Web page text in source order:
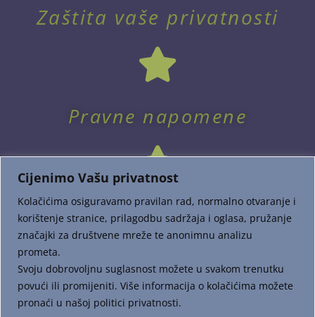
Cijenimo Vašu privatnost
Kolačićima osiguravamo pravilan rad, normalno otvaranje i
korištenje stranice, prilagodbu sadržaja i oglasa, pružanje
značajki za društvene mreže te anonimnu analizu
prometa.
Svoju dobrovoljnu suglasnost možete u svakom trenutku
povući ili promijeniti. Više informacija o kolačićima možete
pronaći u našoj politici privatnosti.
Zaštita vaše privatnosti
Pravne napomene
Dostava i plaćanje